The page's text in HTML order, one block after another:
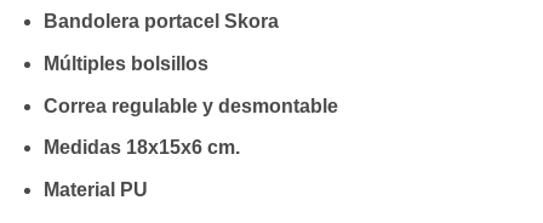
Bandolera portacel Skora
Múltiples bolsillos
Correa regulable y desmontable
Medidas 18x15x6 cm.
Material PU